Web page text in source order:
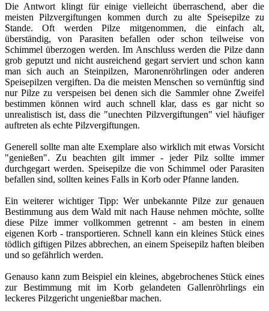
Die Antwort klingt für einige vielleicht überraschend, aber die
meisten Pilzvergiftungen kommen durch zu alte Speisepilze zu
Stande. Oft werden Pilze mitgenommen, die einfach alt,
überständig, von Parasiten befallen oder schon teilweise von
Schimmel überzogen werden. Im Anschluss werden die Pilze dann
grob geputzt und nicht ausreichend gegart serviert und schon kann
man sich auch an Steinpilzen, Maronenröhrlingen oder anderen
Speisepilzen vergiften. Da die meisten Menschen so vernünftig sind
nur Pilze zu verspeisen bei denen sich die Sammler ohne Zweifel
bestimmen können wird auch schnell klar, dass es gar nicht so
unrealistisch ist, dass die "unechten Pilzvergiftungen" viel häufiger
auftreten als echte Pilzvergiftungen.
Generell sollte man alte Exemplare also wirklich mit etwas Vorsicht
"genießen". Zu beachten gilt immer - jeder Pilz sollte immer
durchgegart werden. Speisepilze die von Schimmel oder Parasiten
befallen sind, sollten keines Falls in Korb oder Pfanne landen.
Ein weiterer wichtiger Tipp: Wer unbekannte Pilze zur genauen
Bestimmung aus dem Wald mit nach Hause nehmen möchte, sollte
diese Pilze immer vollkommen getrennt - am besten in einem
eigenen Korb - transportieren. Schnell kann ein kleines Stück eines
tödlich giftigen Pilzes abbrechen, an einem Speisepilz haften bleiben
und so gefährlich werden.
Genauso kann zum Beispiel ein kleines, abgebrochenes Stück eines
zur Bestimmung mit im Korb gelandeten Gallenröhrlings ein
leckeres Pilzgericht ungenießbar machen.